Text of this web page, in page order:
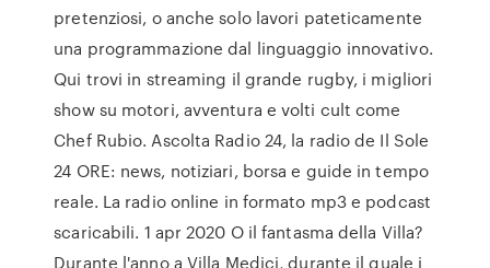
pretenziosi, o anche solo lavori pateticamente
una programmazione dal linguaggio innovativo.
Qui trovi in streaming il grande rugby, i migliori
show su motori, avventura e volti cult come
Chef Rubio. Ascolta Radio 24, la radio de Il Sole
24 ORE: news, notiziari, borsa e guide in tempo
reale. La radio online in formato mp3 e podcast
scaricabili. 1 apr 2020 O il fantasma della Villa?
Durante l'anno a Villa Medici, durante il quale i